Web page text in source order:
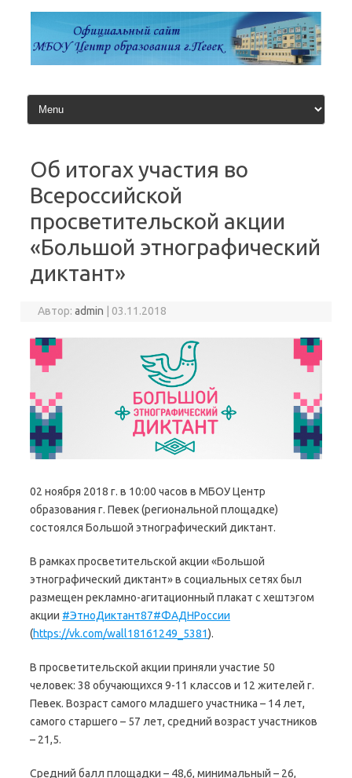
содержимому
Об итогах участия во
Всероссийской
просветительской акции
«Большой этнографический
диктант»
Автор:admin 03.11.2018
02 ноября 2018 г. в 10:00 часов в МБОУ Центр
образования г. Певек (региональной площадке)
состоялся Большой этнографический диктант.
В рамках просветительской акции «Большой
этнографический диктант» в социальных сетях был
размещен рекламно-агитационный плакат с хештэгом
акции #ЭтноДиктант87#ФАДНРоссии
(https://vk.com/wall18161249_5381).
В просветительской акции приняли участие 50
человек: 38 обучающихся 9-11 классов и 12 жителей г.
Певек. Возраст самого младшего участника – 14 лет,
самого старшего – 57 лет, средний возраст участников
– 21,5.
Средний балл площадки – 48,6, минимальный – 26,